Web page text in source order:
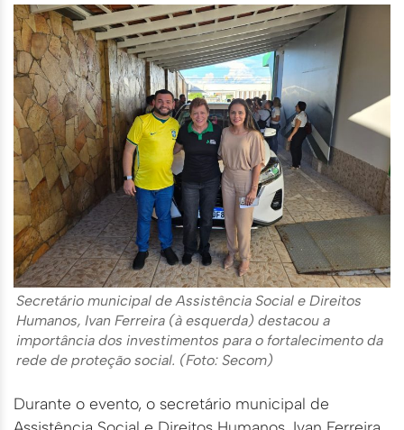
Secretário municipal de Assistência Social e Direitos
Humanos, Ivan Ferreira (à esquerda) destacou a
importância dos investimentos para o fortalecimento da
rede de proteção social. (Foto: Secom)
Durante o evento, o secretário municipal de